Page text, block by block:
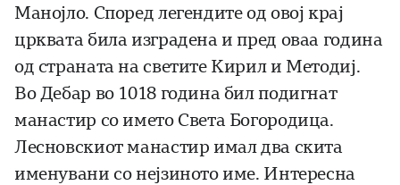
Манојло. Според легендите од овој крај
црквата била изградена и пред оваа година
од страната на светите Кирил и Методиј.
Во Дебар во 1018 година бил подигнат
манастир со името Света Богородица.
Лесновскиот манастир имал два скита
именувани со нејзиното име. Интересна